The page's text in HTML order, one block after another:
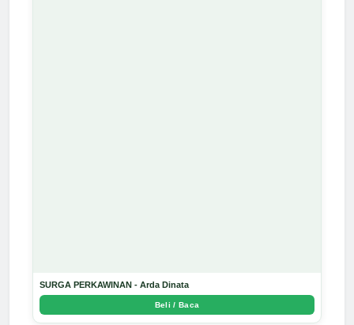
SURGA PERKAWINAN - Arda Dinata
Beli / Baca